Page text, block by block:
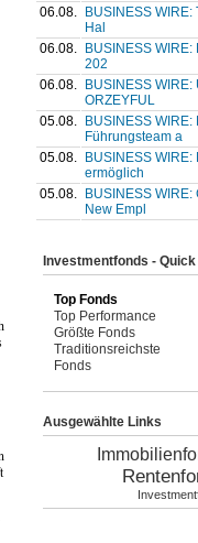
06.08.
BUSINESS
Hal
06.08.
BUSINESS
202
06.08.
BUSINESS WIRE:
ORZEYFUL
05.08.
BUSINESS
Führungsteam a
05.08.
BUSINESS
ermöglich
05.08.
BUSINESS
New Empl
Investmentfonds -
Top Fonds
Top Performance
Größte Fonds
Traditionsreichste
Fonds
Ausgewählte Links